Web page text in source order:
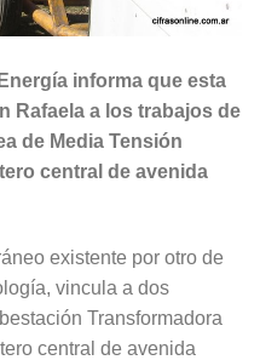
informa que esta
Rafaela a los trabajos de
de Media Tensión
central de avenida
existente por otro de
vincula a dos
Transformadora
central de avenida